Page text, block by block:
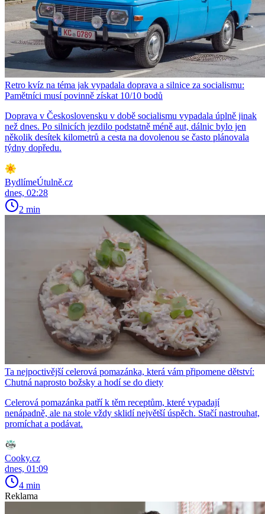
Retro kvíz na téma jak vypadala doprava a silnice za socialismu:
Pamětníci musí povinně získat 10/10 bodů
Doprava v Československu v době socialismu vypadala úplně jinak
než dnes. Po silnicích jezdilo podstatně méně aut, dálnic bylo jen
několik desítek kilometrů a cesta na dovolenou se často plánovala
týdny dopředu.
BydlímeÚtulně.cz
dnes, 02:28
2 min
Ta nejpoctivější celerová pomazánka, která vám připomene dětství:
Chutná naprosto božsky a hodí se do diety
Celerová pomazánka patří k těm receptům, které vypadají
nenápadně, ale na stole vždy sklidí největší úspěch. Stačí nastrouhat,
promíchat a podávat.
Cooky.cz
dnes, 01:09
4 min
Reklama